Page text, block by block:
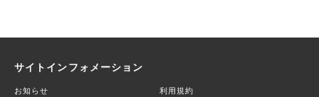
サイトインフォメーション
お知らせ 利用規約